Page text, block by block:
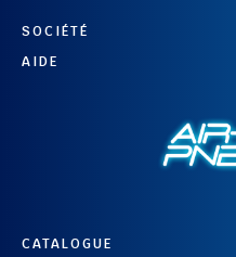
SOCIÉTÉ
AIDE
CATALOGUE